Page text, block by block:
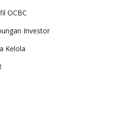
OCBC
Investor
Kelola